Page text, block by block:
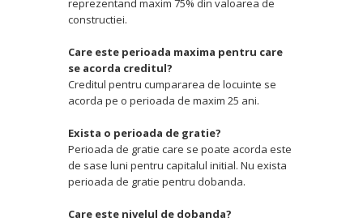
reprezentand maxim 75% din valoarea de
constructiei.
Care este perioada maxima pentru care
se acorda creditul?
Creditul pentru cumpararea de locuinte se
acorda pe o perioada de maxim 25 ani.
Exista o perioada de gratie?
Perioada de gratie care se poate acorda este
de sase luni pentru capitalul initial. Nu exista
perioada de gratie pentru dobanda.
Care este nivelul de dobanda?